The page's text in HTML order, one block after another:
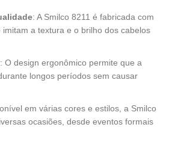
: A Smilco 8211 é fabricada com
a textura e o brilho dos cabelos
: O design ergonômico permite que a
longos períodos sem causar
em várias cores e estilos, a Smilco
ocasiões, desde eventos formais